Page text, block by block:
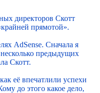
директоров Скотт
прямотой».
AdSense. Сначала я
предыдущих
Скотт.
её впечатлили успехи
до этого какое дело,